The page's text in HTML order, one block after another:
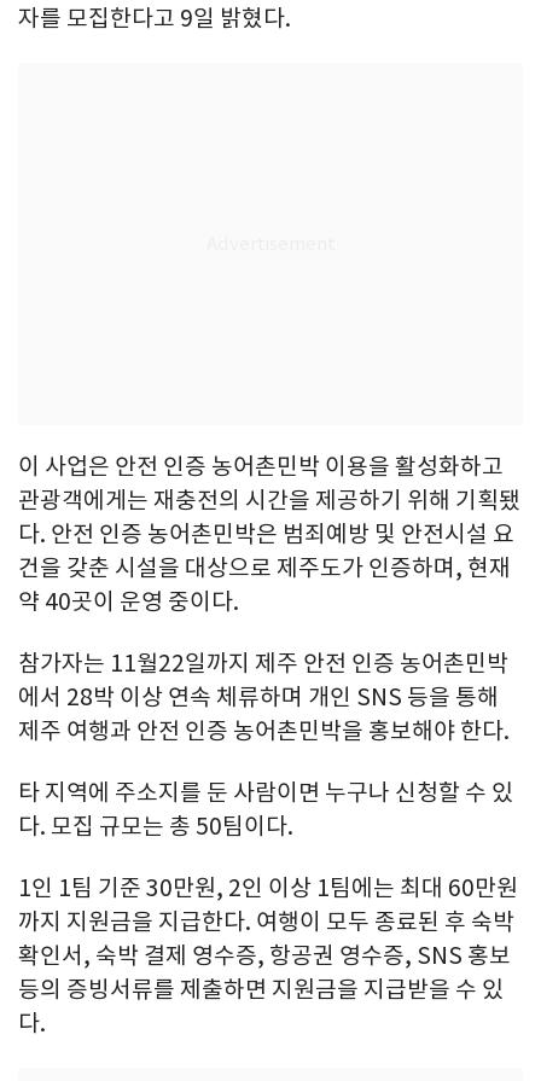
자를 모집한다고 9일 밝혔다.
이 사업은 안전 인증 농어촌민박 이용을 활성화하고
관광객에게는 재충전의 시간을 제공하기 위해 기획됐
다. 안전 인증 농어촌민박은 범죄예방 및 안전시설 요
건을 갖춘 시설을 대상으로 제주도가 인증하며, 현재
약 40곳이 운영 중이다.
참가자는 11월22일까지 제주 안전 인증 농어촌민박
에서 28박 이상 연속 체류하며 개인 SNS 등을 통해
제주 여행과 안전 인증 농어촌민박을 홍보해야 한다.
타 지역에 주소지를 둔 사람이면 누구나 신청할 수 있
다. 모집 규모는 총 50팀이다.
1인 1팀 기준 30만원, 2인 이상 1팀에는 최대 60만원
까지 지원금을 지급한다. 여행이 모두 종료된 후 숙박
확인서, 숙박 결제 영수증, 항공권 영수증, SNS 홍보
등의 증빙서류를 제출하면 지원금을 지급받을 수 있
다.